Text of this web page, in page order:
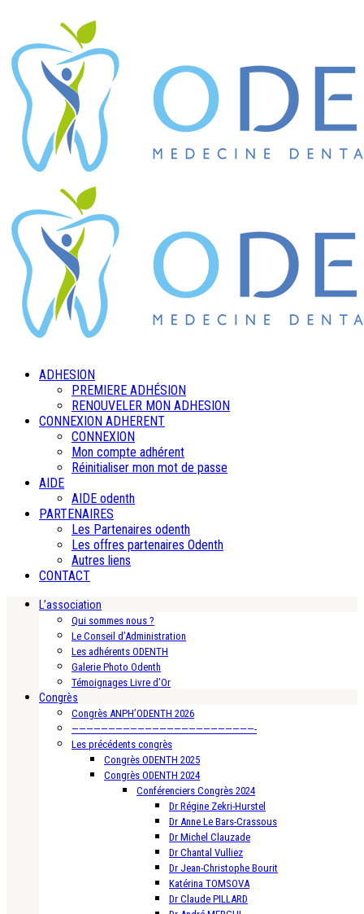
ADHESION
PREMIERE ADHÉSION
RENOUVELER MON ADHESION
CONNEXION ADHERENT
CONNEXION
Mon compte adhérent
Réinitialiser mon mot de passe
AIDE
AIDE odenth
PARTENAIRES
Les Partenaires odenth
Les offres partenaires Odenth
Autres liens
CONTACT
L’association
Qui sommes nous ?
Le Conseil d’Administration
Les adhérents ODENTH
Galerie Photo Odenth
Témoignages Livre d’Or
Congrès
Congrès ANPH’ODENTH 2026
—————————————————————————-
Les précédents congrès
Congrès ODENTH 2025
Congrès ODENTH 2024
Conférenciers Congrès 2024
Dr Régine Zekri-Hurstel
Dr Anne Le Bars-Crassous
Dr Michel Clauzade
Dr Chantal Vulliez
Dr Jean-Christophe Bourit
Katérina TOMSOVA
Dr Claude PILLARD